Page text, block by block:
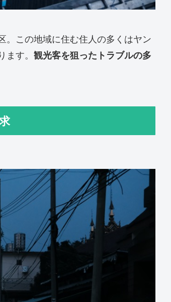
。この地域に住む住人の多くはヤン
す。 観光客を狙ったトラブルの多